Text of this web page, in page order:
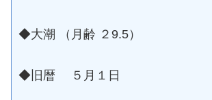
◆大潮 （月齢 ２9.5）
◆旧暦 ５月１日